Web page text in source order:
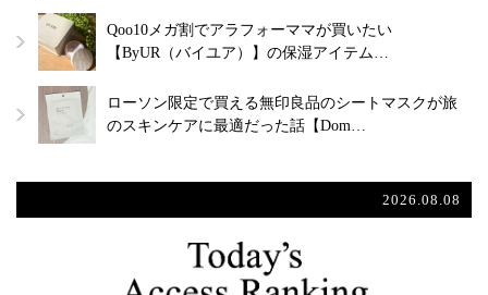
Qoo10メガ割でアラフォーママが買いたい
【ByUR（バイユア）】の保湿アイテム…
ローソン限定で買える無印良品のシートマスクが旅
のスキンケアに最適だった話【Dom…
2026.08.08